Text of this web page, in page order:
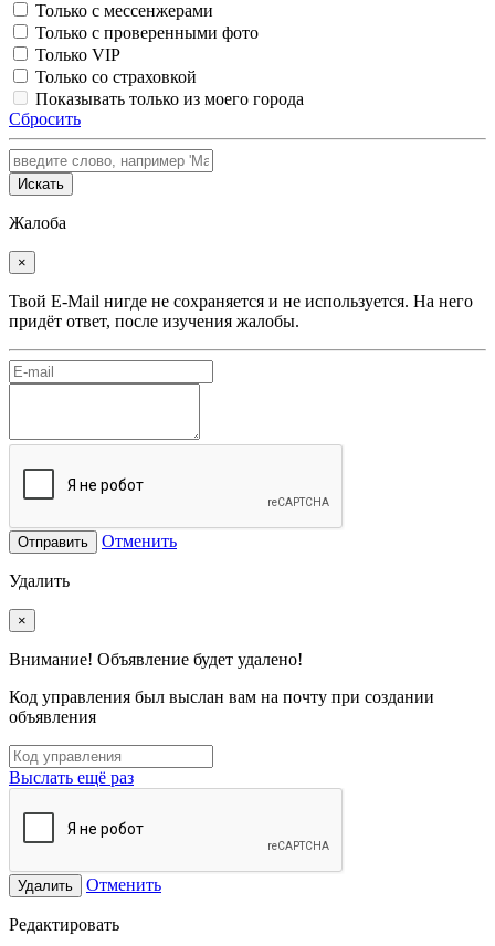
Только с мессенжерами
Только с проверенными фото
Только VIP
Только со страховкой
Показывать только из моего города
Сбросить
Искать
Жалоба
×
Твой E-Mail нигде не сохраняется и не используется. На него
придёт ответ, после изучения жалобы.
Отправить Отменить
Удалить
×
Внимание! Объявление будет удалено!
Код управления был выслан вам на почту при создании
объявления
Выслать ещё раз
Удалить Отменить
Редактировать